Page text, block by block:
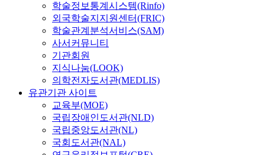
학술정보통계시스템(Rinfo)
외국학술지지원센터(FRIC)
학술관계분석서비스(SAM)
사서커뮤니티
기관회원
지식나눔(LOOK)
의학전자도서관(MEDLIS)
유관기관 사이트
교육부(MOE)
국립장애인도서관(NLD)
국립중앙도서관(NL)
국회도서관(NAL)